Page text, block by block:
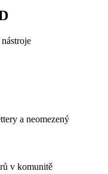
a neomezený
v komunitě